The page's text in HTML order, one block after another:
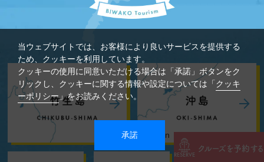
当ウェブサイトでは、お客様により良いサービスを提供する
ため、クッキーを利用しています。
クッキーの使用に同意いただける場合は「承諾」ボタンをク
リックし、クッキーに関する情報や設定については「 クッキ
ーポリシー」をお読みください。
承諾 n
RESERVE
クルーズを予約する